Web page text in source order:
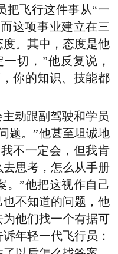
把飞行这件事从“一
这项事业建立在三
。其中，态度是他
切，”他反复说，
你的知识、技能都
动跟副驾驶和学员
题。”他甚至坦诚地
不一定会，但我肯
思考，怎么从手册
。”他把这视作自己
不知道的问题，他
他们找一个有据可
年轻一代飞行员：